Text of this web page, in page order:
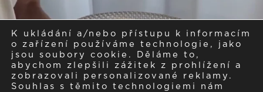
K ukládání a/nebo přístupu k informacím
o zařízení používáme technologie, jako
jsou soubory cookie. Děláme to,
abychom zlepšili zážitek z prohlížení a
zobrazovali personalizované reklamy.
Souhlas s těmito technologiemi nám